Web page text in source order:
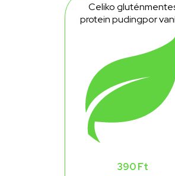
Celiko
protein pudingpor
390 Ft